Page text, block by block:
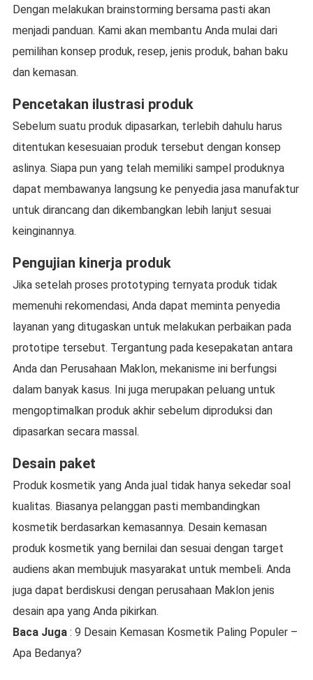
Dengan melakukan brainstorming bersama pasti akan
menjadi panduan. Kami akan membantu Anda mulai dari
pemilihan konsep produk, resep, jenis produk, bahan baku
dan kemasan.
Pencetakan ilustrasi produk
Sebelum suatu produk dipasarkan, terlebih dahulu harus
ditentukan kesesuaian produk tersebut dengan konsep
aslinya. Siapa pun yang telah memiliki sampel produknya
dapat membawanya langsung ke penyedia jasa manufaktur
untuk dirancang dan dikembangkan lebih lanjut sesuai
keinginannya.
Pengujian kinerja produk
Jika setelah proses prototyping ternyata produk tidak
memenuhi rekomendasi, Anda dapat meminta penyedia
layanan yang ditugaskan untuk melakukan perbaikan pada
prototipe tersebut. Tergantung pada kesepakatan antara
Anda dan Perusahaan Maklon, mekanisme ini berfungsi
dalam banyak kasus. Ini juga merupakan peluang untuk
mengoptimalkan produk akhir sebelum diproduksi dan
dipasarkan secara massal.
Desain paket
Produk kosmetik yang Anda jual tidak hanya sekedar soal
kualitas. Biasanya pelanggan pasti membandingkan
kosmetik berdasarkan kemasannya. Desain kemasan
produk kosmetik yang bernilai dan sesuai dengan target
audiens akan membujuk masyarakat untuk membeli. Anda
juga dapat berdiskusi dengan perusahaan Maklon jenis
desain apa yang Anda pikirkan.
Baca Juga: 9 Desain Kemasan Kosmetik Paling Populer –
Apa Bedanya?